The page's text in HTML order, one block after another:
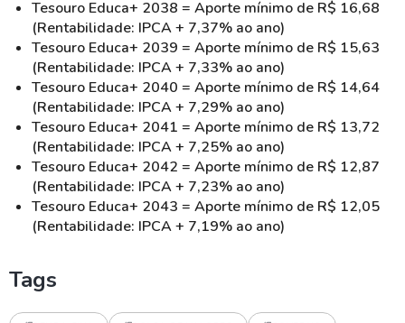
Tesouro Educa+ 2038 = Aporte mínimo de R$ 16,68
(Rentabilidade: IPCA + 7,37% ao ano)
Tesouro Educa+ 2039 = Aporte mínimo de R$ 15,63
(Rentabilidade: IPCA + 7,33% ao ano)
Tesouro Educa+ 2040 = Aporte mínimo de R$ 14,64
(Rentabilidade: IPCA + 7,29% ao ano)
Tesouro Educa+ 2041 = Aporte mínimo de R$ 13,72
(Rentabilidade: IPCA + 7,25% ao ano)
Tesouro Educa+ 2042 = Aporte mínimo de R$ 12,87
(Rentabilidade: IPCA + 7,23% ao ano)
Tesouro Educa+ 2043 = Aporte mínimo de R$ 12,05
(Rentabilidade: IPCA + 7,19% ao ano)
Tags